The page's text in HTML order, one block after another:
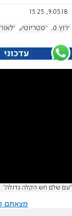
9.05.18, 15:25
ערוץ 20 הפטריוטים
"עם שלם חש הקלה גדולה"
מצאתם